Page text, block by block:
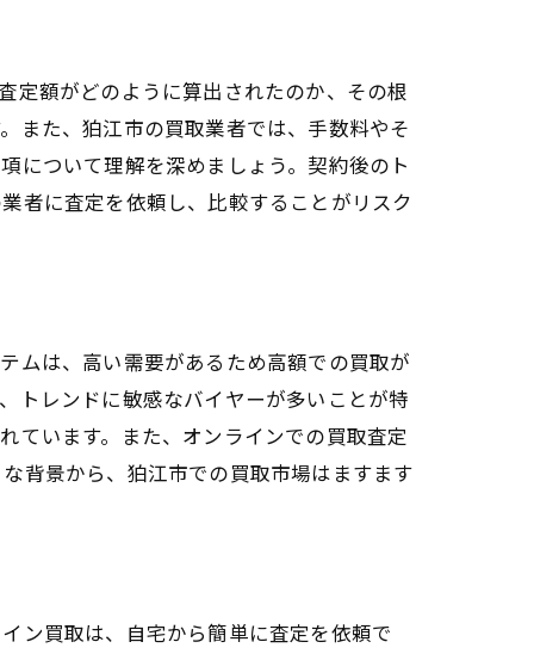
定額がどのように算出されたのか、その根
また、狛江市の買取業者では、手数料やそ
について理解を深めましょう。契約後のト
者に査定を依頼し、比較することがリスク
ムは、高い需要があるため高額での買取が
トレンドに敏感なバイヤーが多いことが特
ています。また、オンラインでの買取査定
背景から、狛江市での買取市場はますます
ン買取は、自宅から簡単に査定を依頼で